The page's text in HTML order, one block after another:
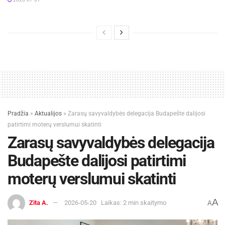
Pradžia » Aktualijos » Zarasų savyvaldybės delegacija Budapešte dalijosi
patirtimi moterų verslumui skatinti
Zarasų savyvaldybės delegacija
Budapešte dalijosi patirtimi
moterų verslumui skatinti
Zita A. 2026-05-20 Laikas: 2 min skaitymo AA